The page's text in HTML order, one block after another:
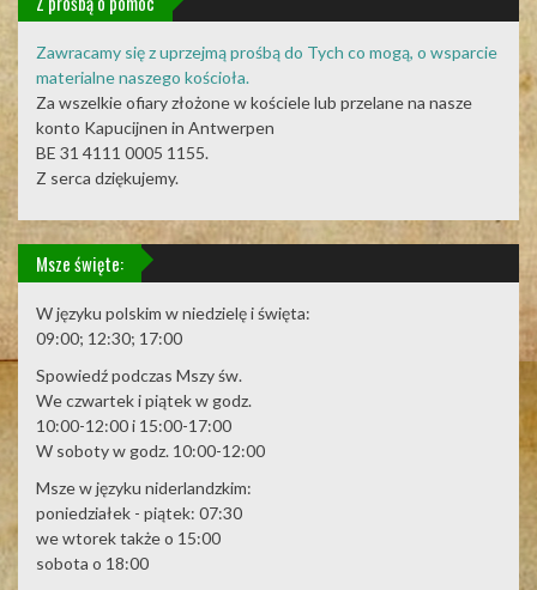
Zawracamy się z uprzejmą prośbą do Tych co mogą, o wsparcie
materialne naszego kościoła.
Za wszelkie ofiary złożone w kościele lub przelane na nasze
konto Kapucijnen in Antwerpen
BE 31 4111 0005 1155.
Z serca dziękujemy.
Msze święte:
W języku polskim w niedzielę i święta:
09:00; 12:30; 17:00
Spowiedź podczas Mszy św.
We czwartek i piątek w godz.
10:00-12:00 i 15:00-17:00
W soboty w godz. 10:00-12:00
Msze w języku niderlandzkim:
poniedziałek - piątek: 07:30
we wtorek także o 15:00
sobota o 18:00